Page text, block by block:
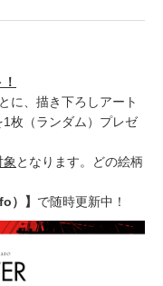
に、描き下ろしアート
枚（ランダム）プレゼ
となります。どの絵柄
）】 で随時更新中！